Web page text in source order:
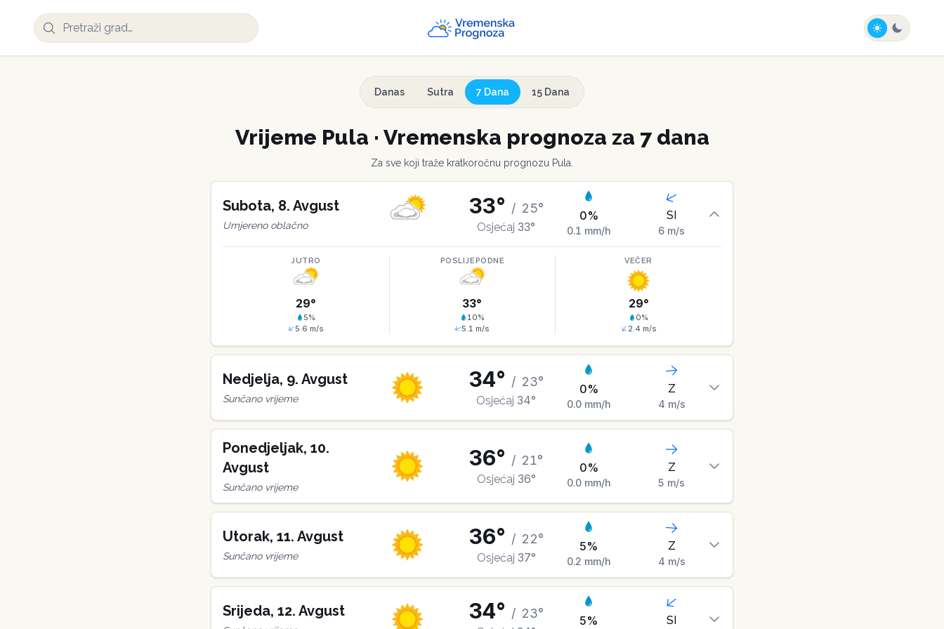
Danas Sutra 7 Dana 15 Dana
Vrijeme Pula · Vremenska prognoza za 7 dana
Za sve koji traže kratkoročnu prognozu Pula
Subota, 8. Avgust
Umjereno oblačno
33° / 25°
Osjećaj 33°
0%
0.1 mm/h
SI
6 m/s
JUTRO
29°
5%
5.6 m/s
POSLIJEPODNE
33°
10%
5.1 m/s
VEČER
29°
0%
2.4 m/s
Nedjelja, 9. Avgust
Sunčano vrijeme
34° / 23°
Osjećaj 34°
0%
0.0mm/h
Z
4 m/s
Ponedjeljak, 10.
Avgust
Sunčano vrijeme
36° / 21°
Osjećaj 36°
0%
0.0mm/h
Z
5 m/s
Utorak, 11. Avgust
Sunčano vrijeme
36° / 22°
Osjećaj 37°
5%
0.2 mm/h
Z
4 m/s
Srijeda, 12. Avgust 34° / 23°
5% SI